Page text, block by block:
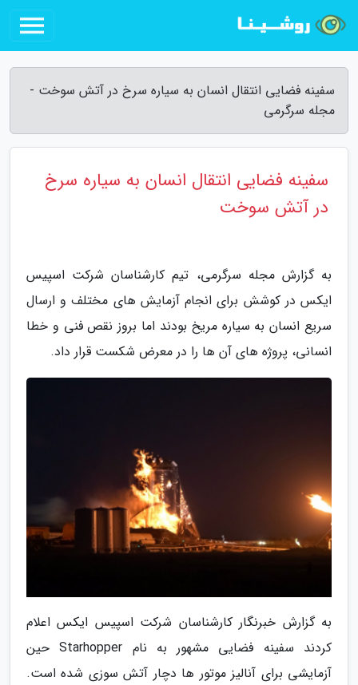
سفینه فضایی انتقال انسان به سیاره سرخ در آتش سوخت -
مجله سرگرمی
سفینه فضایی انتقال انسان به سیاره سرخ
در آتش سوخت
به گزارش مجله سرگرمی، تیم کارشناسان شرکت اسپیس
ایکس در کوشش برای انجام آزمایش های مختلف و ارسال
سریع انسان به سیاره مریخ بودند اما بروز نقص فنی و خطا
انسانی، پروژه های آن ها را در معرض شکست قرار داد.
به گزارش خبرنگار کارشناسان شرکت اسپیس ایکس اعلام
کردند سفینه فضایی مشهور به نام Starhopper حین
آزمایشی برای آنالیز موتور ها دچار آتش سوزی شده است.